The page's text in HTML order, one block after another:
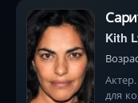
Kith
для